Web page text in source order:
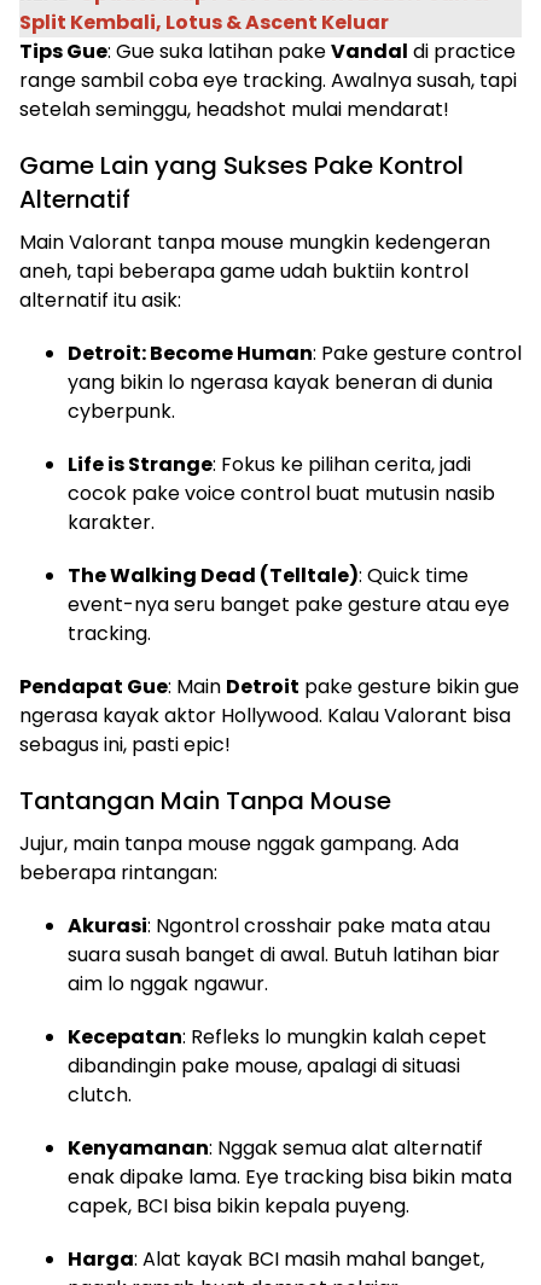
Split Kembali, Lotus & Ascent Keluar
Tips Gue: Gue suka latihan pakeVandal di practice
range sambil coba eye tracking. Awalnya susah, tapi
setelah seminggu, headshot mulai mendarat!
Game Lain yang Sukses Pake Kontrol
Alternatif
Main Valorant tanpa mouse mungkin kedengeran
aneh, tapi beberapa game udah buktiin kontrol
alternatif itu asik:
Detroit: Become Human: Pake gesture control
yang bikin lo ngerasa kayak beneran di dunia
cyberpunk.
Life is Strange: Fokus ke pilihan cerita, jadi
cocok pake voice control buat mutusin nasib
karakter.
The Walking Dead (Telltale): Quick time
event-nya seru banget pake gesture atau eye
tracking.
Pendapat Gue: Main Detroit pake gesture bikin gue
ngerasa kayak aktor Hollywood. Kalau Valorant bisa
sebagus ini, pasti epic!
Tantangan Main Tanpa Mouse
Jujur, main tanpa mouse nggak gampang. Ada
beberapa rintangan:
Akurasi: Ngontrol crosshair pake mata atau
suara susah banget di awal. Butuh latihan biar
aim lo nggak ngawur.
Kecepatan: Refleks lo mungkin kalah cepet
dibandingin pake mouse, apalagi di situasi
clutch.
Kenyamanan: Nggak semua alat alternatif
enak dipake lama. Eye tracking bisa bikin mata
capek, BCI bisa bikin kepala puyeng.
Harga: Alat kayak BCI masih mahal banget,